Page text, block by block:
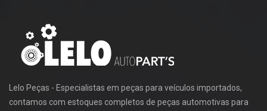
Lelo Peças - Especialistas em peças para veículos importados,
contamos com estoques completos de peças automotivas para